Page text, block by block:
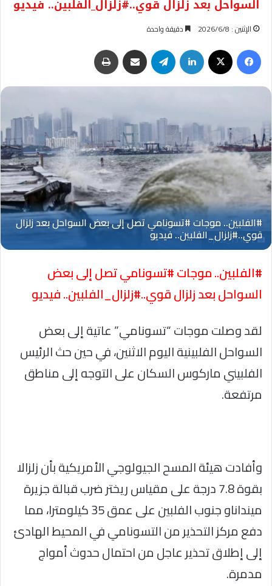
السواحل بعد زلزال قوي..#زلزال_الفلبين.. فيديو
الإثنين : 2026/6/8 دقيقة واحدة
فيسبوك لينكدإن تيلقرام مشاركة عبر البريد
Oplus_131072
#الفلبين.. موجات #تسونامي تصل إلى بعض
السواحل بعد زلزال قوي..#زلزال_الفلبين.. فيديو
لقد وصلت موجات “تسونامي” عاتية إلى بعض
السواحل الفلبينية اليوم الاثنين، في حين حث الرئيس
الفلبيني ماركوس السكان على التوجه إلى مناطق
مرتفعة.
وأفادت هيئة المسح الجيولوجي الأمريكية بأن زلزالا
بقوة 7.8 درجة على مقياس ريختر ضرب قبالة جزيرة
مينداناو جنوب الفلبين على عمق 35 كيلومترا، مما
دفع مركز التحذير من التسونامي في المحيط الهادئ
إلى إطلاق تحذير عاجل من احتمال حدوث أمواج
مدمرة.